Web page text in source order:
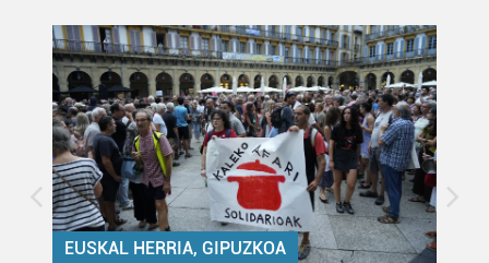
EUSKAL HERRIA, GIPUZKOA